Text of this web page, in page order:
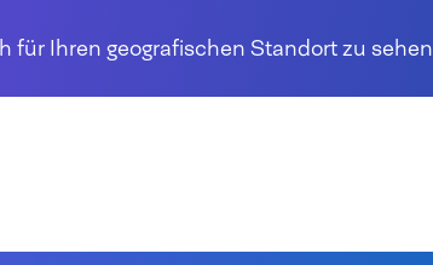
für Ihren geografischen Standort zu sehen